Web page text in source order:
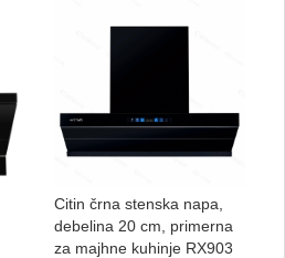
Citin črna stenska napa,
debelina 20 cm, primerna
za majhne kuhinje RX903